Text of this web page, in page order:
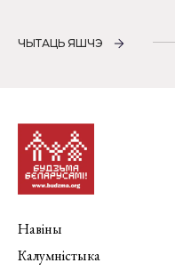
ЧЫТАЦЬ ЯШЧЭ
Навіны
Калумністыка